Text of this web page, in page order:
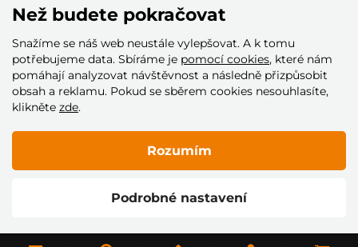
Přijímáme tyto platební karty
© 2005–2026 Helia Trade s.r.o.
Než budete pokračovat
Snažíme se náš web neustále vylepšovat. A k tomu
potřebujeme data. Sbíráme je pomocí cookies, které nám
pomáhají analyzovat návštěvnost a následně přizpůsobit
obsah a reklamu. Pokud se sběrem cookies nesouhlasíte,
klikněte zde.
Podrobné nastavení
Rozumím